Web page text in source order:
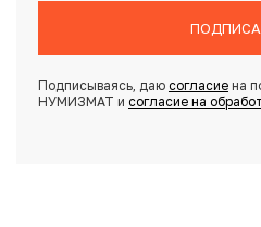
Подписываясь, даю согласиена
НУМИЗМАТ и согласие на